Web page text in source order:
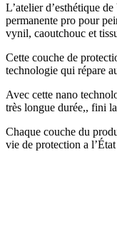
L’atelier d’esthétique
permanente pro pour
vynil, caoutchouc et
Cette couche de
technologie qui répare
Avec cette nano
très longue durée,, fini
Chaque couche du
vie de protection a